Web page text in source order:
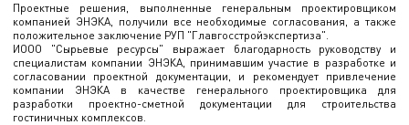
Проектные решения, выполненные генеральным проектировщиком
компанией ЭНЭКА, получили все необходимые согласования, а также
положительное заключение РУП "Главгосстройэкспертиза".
ИООО "Сырьевые ресурсы" выражает благодарность руководству и
специалистам компании ЭНЭКА, принимавшим участие в разработке и
согласовании проектной документации, и рекомендует привлечение
компании ЭНЭКА в качестве генерального проектировщика для
разработки проектно-сметной документации для строительства
гостиничных комплексов.